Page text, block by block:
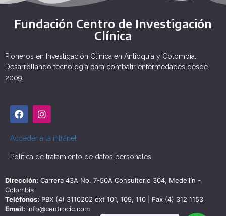
Fundación Centro de Investigación
Clínica
Pioneros en Investigación Clínica en Antioquia y Colombia.
Desarrollando tecnología para combatir enfermedades desde
2009.
Acceder a la intranet
Política de tratamiento de datos personales
Dirección: Carrera 43A No. 7-50A Consultorio 304, Medellín -
Colombia
Teléfonos: PBX (4) 3110202 ext 101, 109, 110 | Fax (4) 312 1153
Email: info@centrocic.com